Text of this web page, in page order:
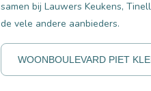
samen bij Lauwers Keukens,
de vele andere aanbieders.
WOONBOULEVARD PIET